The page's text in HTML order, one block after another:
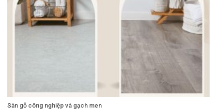
Sàn gỗ công nghiệp và gạch men